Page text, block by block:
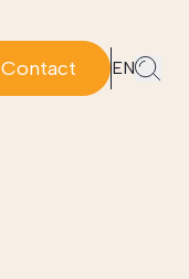
Contact EN